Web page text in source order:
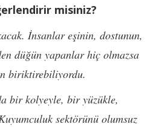
misiniz?
İnsanlar eşinin, dostunun,
düğün yapanlar hiç olmazsa
biriktirebiliyordu.
bir kolyeyle, bir yüzükle,
sektörünü olumsuz